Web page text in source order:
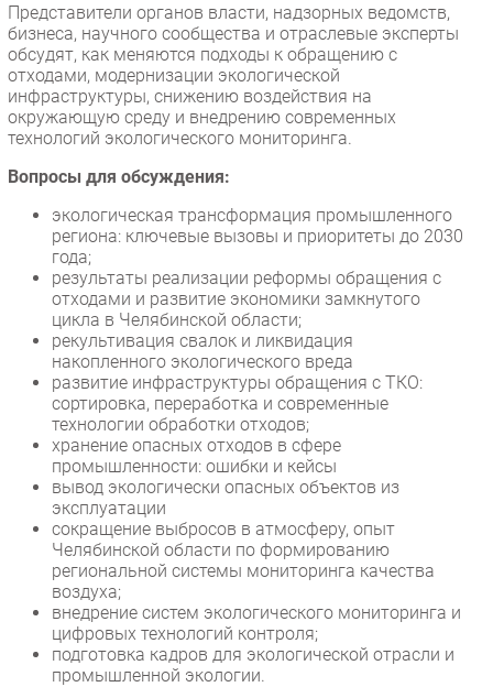
РАЗДЕЛЫ
Новости
Аналитика
Мероприятия
Проекты
IT класс
Тестовый стенд
Каталог компаний
Представители органов власти, надзорных ведомств,
бизнеса, научного сообщества и отраслевые эксперты
обсудят, как меняются подходы к обращению с
отходами, модернизации экологической
инфраструктуры, снижению воздействия на
окружающую среду и внедрению современных
технологий экологического мониторинга.
Вопросы для обсуждения:
экологическая трансформация промышленного
региона: ключевые вызовы и приоритеты до 2030
года;
результаты реализации реформы обращения с
отходами и развитие экономики замкнутого
цикла в Челябинской области;
рекультивация свалок и ликвидация
накопленного экологического вреда
развитие инфраструктуры обращения с ТКО:
сортировка, переработка и современные
технологии обработки отходов;
хранение опасных отходов в сфере
промышленности: ошибки и кейсы
вывод экологически опасных объектов из
эксплуатации
сокращение выбросов в атмосферу, опыт
Челябинской области по формированию
региональной системы мониторинга качества
воздуха;
внедрение систем экологического мониторинга и
цифровых технологий контроля;
подготовка кадров для экологической отрасли и
промышленной экологии.